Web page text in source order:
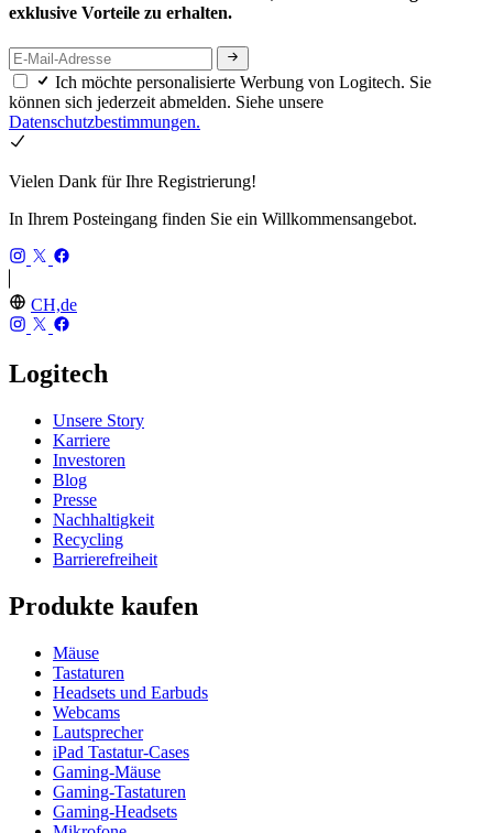
exklusive Vorteile zu erhalten.
Ich möchte personalisierte Werbung von Logitech. Sie
können sich jederzeit abmelden. Siehe unsere
Datenschutzbestimmungen.
Vielen Dank für Ihre Registrierung!
In Ihrem Posteingang finden Sie ein Willkommensangebot.
CH,de
Logitech
Unsere Story
Karriere
Investoren
Blog
Presse
Nachhaltigkeit
Recycling
Barrierefreiheit
Produkte kaufen
Mäuse
Tastaturen
Headsets und Earbuds
Webcams
Lautsprecher
iPad Tastatur-Cases
Gaming-Mäuse
Gaming-Tastaturen
Gaming-Headsets